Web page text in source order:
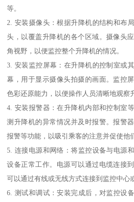
等。
2. 安装摄像头：根据升降机的结构和布
头，以覆盖升降机的各个区域。摄像头
角视野，以便监控整个升降机的情况。
3. 安装监控屏幕：在升降机的控制室或
幕，用于显示摄像头拍摄的画面。监控
色彩还原能力，以便操作人员清晰地观察
4. 安装报警器：在升降机内部和控制室
测升降机的异常情况并及时报警。报警
报警等功能，以吸引乘客的注意并促使他
5. 连接电源和网络：将监控设备与电源
设备正常工作。电源可以通过电缆连接
可以通过有线或无线方式连接到监控中心
6. 测试和调试：安装完成后，对监控设